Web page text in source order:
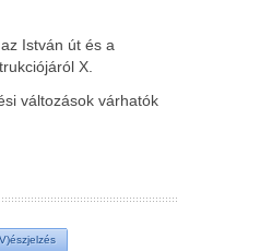
István út és a
X.
változások várhatók